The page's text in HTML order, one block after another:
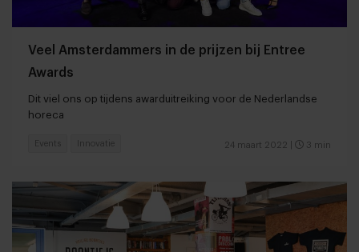
Veel Amsterdammers in de prijzen bij Entree
Awards
Dit viel ons op tijdens awarduitreiking voor de Nederlandse
horeca
24 maart 2022 3 min
Events Innovatie